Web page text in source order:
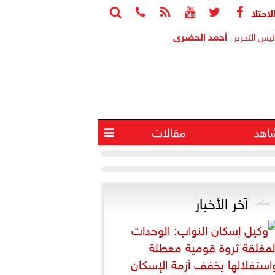





 4 آخرين في انفجار جنوب لبنان
التحرير أحمد الحضرى
مقالات 
آخر الأخبار